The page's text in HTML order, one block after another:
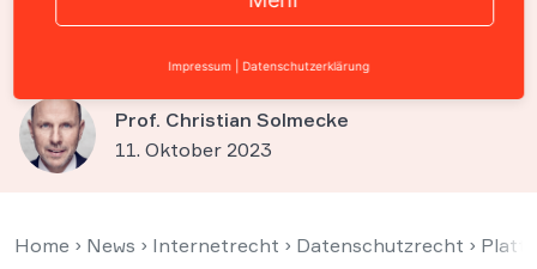
Vodafone weist Vorwürfe
Prof. Christian Solmecke
11. Oktober 2023
Home › News › Internetrecht › Datenschutzrecht ›
Impressum Datenschutzerklärung